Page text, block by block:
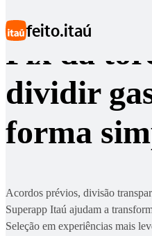
feito.itaú
Pix da
dividir
forma
Acordos prévios, divisão
Superapp Itaú ajudam a
Seleção em experiências mais